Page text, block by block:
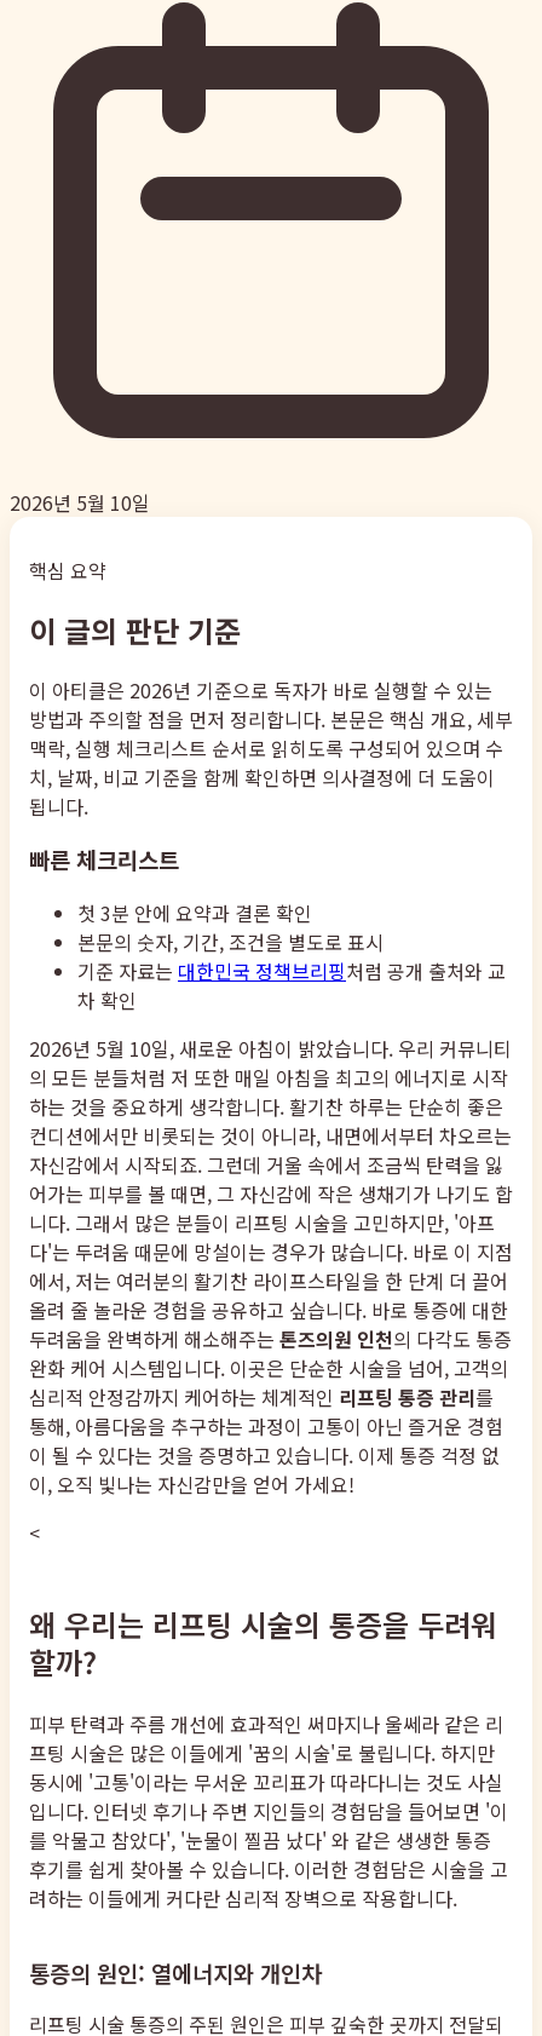
2026년 5월 10일
핵심 요약
이 글의 판단 기준
이 아티클은 2026년 기준으로 독자가 바로 실행할 수 있는
방법과 주의할 점을 먼저 정리합니다. 본문은 핵심 개요, 세부
맥락, 실행 체크리스트 순서로 읽히도록 구성되어 있으며 수
치, 날짜, 비교 기준을 함께 확인하면 의사결정에 더 도움이
됩니다.
빠른 체크리스트
첫 3분 안에 요약과 결론 확인
본문의 숫자, 기간, 조건을 별도로 표시
기준 자료는 대한민국 정책브리핑처럼 공개 출처와 교
차 확인
2026년 5월 10일, 새로운 아침이 밝았습니다. 우리 커뮤니티
의 모든 분들처럼 저 또한 매일 아침을 최고의 에너지로 시작
하는 것을 중요하게 생각합니다. 활기찬 하루는 단순히 좋은
컨디션에서만 비롯되는 것이 아니라, 내면에서부터 차오르는
자신감에서 시작되죠. 그런데 거울 속에서 조금씩 탄력을 잃
어가는 피부를 볼 때면, 그 자신감에 작은 생채기가 나기도 합
니다. 그래서 많은 분들이 리프팅 시술을 고민하지만, '아프
다'는 두려움 때문에 망설이는 경우가 많습니다. 바로 이 지점
에서, 저는 여러분의 활기찬 라이프스타일을 한 단계 더 끌어
올려 줄 놀라운 경험을 공유하고 싶습니다. 바로 통증에 대한
두려움을 완벽하게 해소해주는 톤즈의원 인천의 다각도 통증
완화 케어 시스템입니다. 이곳은 단순한 시술을 넘어, 고객의
심리적 안정감까지 케어하는 체계적인 리프팅 통증 관리를
통해, 아름다움을 추구하는 과정이 고통이 아닌 즐거운 경험
이 될 수 있다는 것을 증명하고 있습니다. 이제 통증 걱정 없
이, 오직 빛나는 자신감만을 얻어 가세요!
<
왜 우리는 리프팅 시술의 통증을 두려워
할까?
피부 탄력과 주름 개선에 효과적인 써마지나 울쎄라 같은 리
프팅 시술은 많은 이들에게 '꿈의 시술'로 불립니다. 하지만
동시에 '고통'이라는 무서운 꼬리표가 따라다니는 것도 사실
입니다. 인터넷 후기나 주변 지인들의 경험담을 들어보면 '이
를 악물고 참았다', '눈물이 찔끔 났다' 와 같은 생생한 통증
후기를 쉽게 찾아볼 수 있습니다. 이러한 경험담은 시술을 고
려하는 이들에게 커다란 심리적 장벽으로 작용합니다.
통증의 원인: 열에너지와 개인차
리프팅 시술 통증의 주된 원인은 피부 깊숙한 곳까지 전달되